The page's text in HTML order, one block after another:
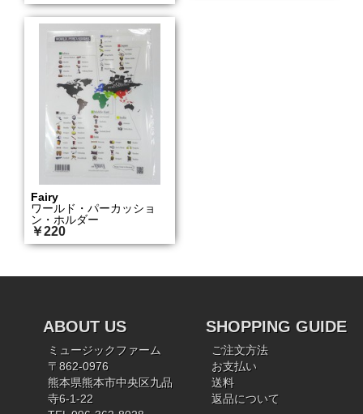
Fairy
ワールド・パーカッショ
ン・ホルダー
￥220
ABOUT US
ミュージックファーム
〒862-0976
熊本県熊本市中央区九品
寺6-1-22
SHOPPING GUIDE
ご注文方法
お支払い
送料
返品について